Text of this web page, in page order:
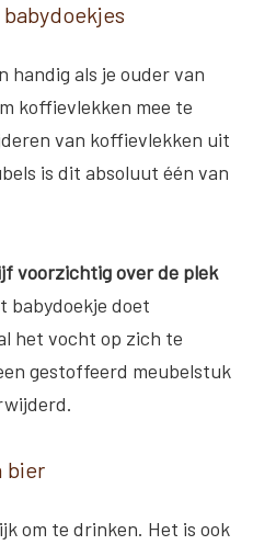
babydoekjes
handig als je ouder van
koffievlekken mee te
van koffievlekken uit
is dit absoluut één van
voorzichtig over de plek
babydoekje doet
het vocht op zich te
gestoffeerd meubelstuk
bier
om te drinken. Het is ook